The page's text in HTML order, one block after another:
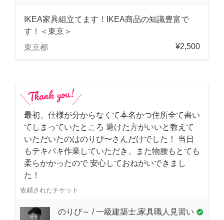
IKEA家具組立てます！IKEA商品の知識豊富で
す！＜東京＞
東京都
¥2,500
最初、仕様が分からなくて本名かつ住所全て書い
てしまっていたところ 避けた方がいいと教えて
いただいたのはのりぴ〜さんだけでした！ 当日
もテキパキ作業していただき、また物腰もとても
柔らかかったので 安心しておねがいできまし
た！
依頼されたチケット
のりぴ～ / 一級建築士,家具職人見習い check_circle